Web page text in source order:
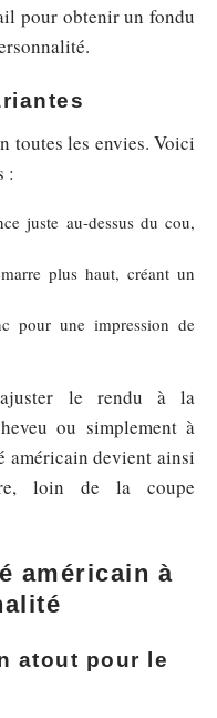
pour obtenir un fondu
toutes les envies. Voici
:
juste au-dessus du cou,
plus haut, créant un
pour une impression de
le rendu à la
ou simplement à
américain devient ainsi
loin de la coupe
américain à
atout pour le